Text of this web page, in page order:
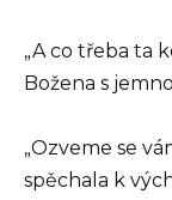
„A co třeba ta
Božena s
„Ozveme se
spěchala k